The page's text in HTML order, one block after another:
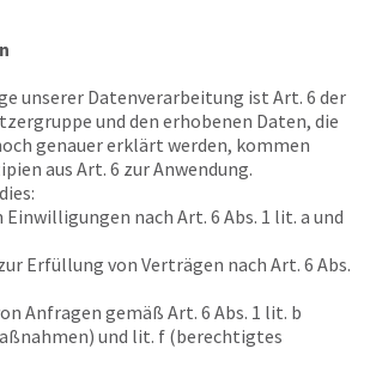
unserer Datenverarbeitung ist Art. 6 der
und den erhobenen Daten, die
genauer erklärt werden, kommen
aus Art. 6 zur Anwendung.
nach Art. 6 Abs. 1 lit. a und
Erfüllung von Verträgen nach Art. 6 Abs.
Anfragen gemäß Art. 6 Abs. 1 lit. b
und lit. f (berechtigtes